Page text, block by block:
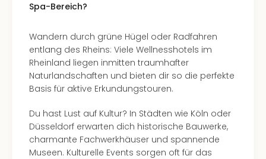
Spa-Bereich?
Wandern durch grüne Hügel oder Radfahren
entlang des Rheins: Viele Wellnesshotels im
Rheinland liegen inmitten traumhafter
Naturlandschaften und bieten dir so die perfekte
Basis für aktive Erkundungstouren.
Du hast Lust auf Kultur? In Städten wie Köln oder
Düsseldorf erwarten dich historische Bauwerke,
charmante Fachwerkhäuser und spannende
Museen. Kulturelle Events sorgen oft für das